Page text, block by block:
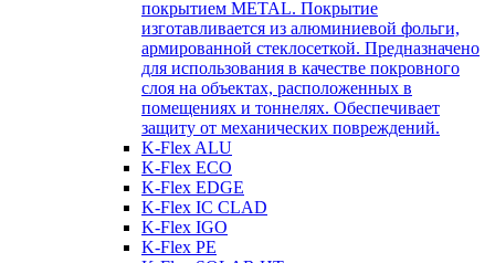
покрытием METAL. Покрытие
изготавливается из алюминиевой фольги,
армированной стеклосеткой. Предназначено
для использования в качестве покровного
слоя на объектах, расположенных в
помещениях и тоннелях. Обеспечивает
защиту от механических повреждений.
K-Flex ALU
K-Flex ECO
K-Flex EDGE
K-Flex IC CLAD
K-Flex IGO
K-Flex PE